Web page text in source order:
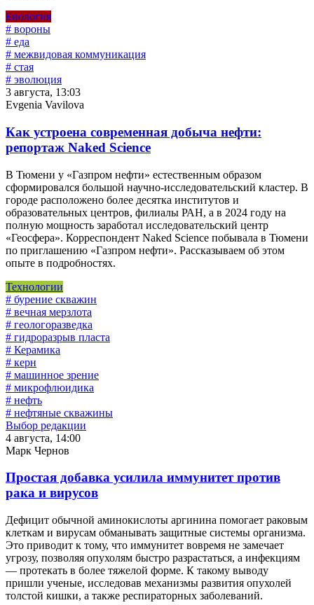
Биология
# вороны
# еда
# межвидовая коммуникация
# стая
# эволюция
3 августа, 13:03
Evgenia Vavilova
Как устроена современная добыча нефти:
репортаж Naked Science
В Тюмени у «Газпром нефти» естественным образом
сформировался большой научно-исследовательский кластер. В
городе расположено более десятка институтов и
образовательных центров, филиалы РАН, а в 2024 году на
полную мощность заработал исследовательский центр
«Геосфера». Корреспондент Naked Science побывала в Тюмени
по приглашению «Газпром нефти». Рассказываем об этом
опыте в подробностях.
Технологии
# бурение скважин
# вечная мерзлота
# геологоразведка
# гидроразрыв пласта
# Керамика
# керн
# машинное зрение
# микрофлюидика
# нефть
# нефтяные скважины
Выбор редакции
4 августа, 14:00
Марк Чернов
Простая добавка усилила иммунитет против
рака и вирусов
Дефицит обычной аминокислоты аргинина помогает раковым
клеткам и вирусам обманывать защитные системы организма.
Это приводит к тому, что иммунитет вовремя не замечает
угрозу, позволяя опухолям быстро разрастаться, а инфекциям
— протекать в более тяжелой форме. К такому выводу
пришли ученые, исследовав механизмы развития опухолей
толстой кишки, а также респираторных заболеваний.